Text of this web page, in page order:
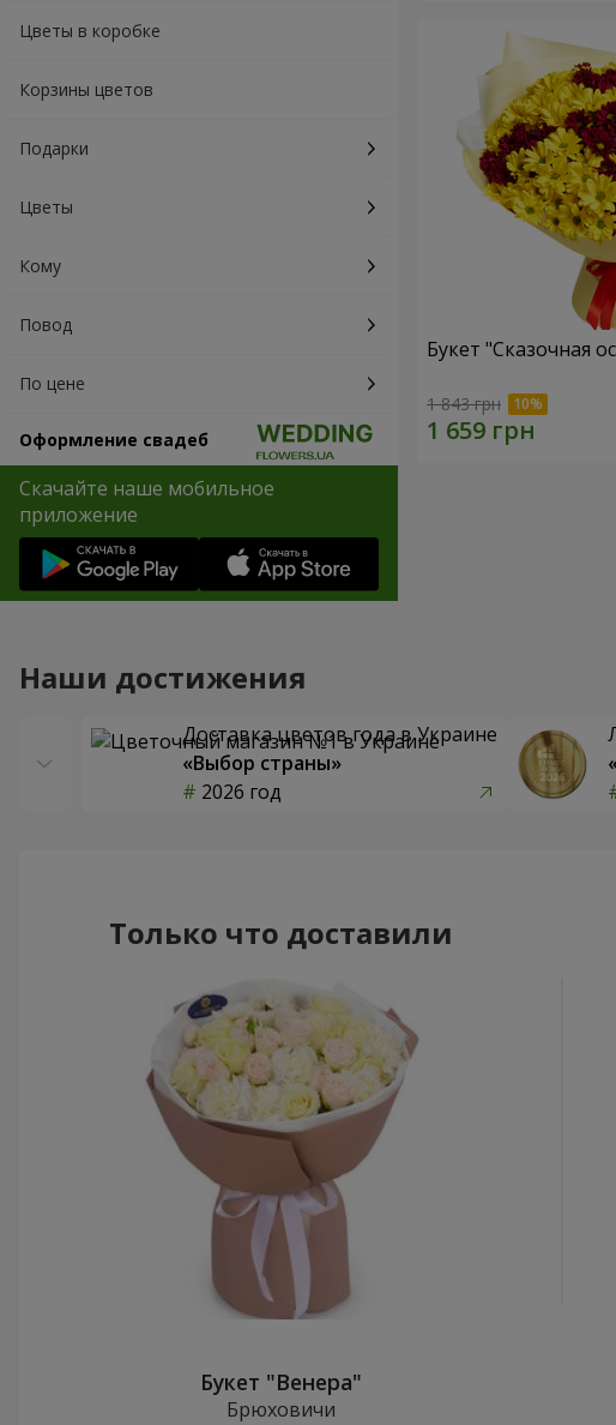
Цветы в коробке
Корзины цветов
Подарки
Цветы
Кому
Повод
По цене
Оформление свадеб
Скачайте наше мобильное
приложение
Букет "Сказочная
1 843 грн
Наши достижения
Доставка цветов года в Украине
«Выбор страны»
2026 год
Только что доставили
Букет "Венера"
Брюховичи